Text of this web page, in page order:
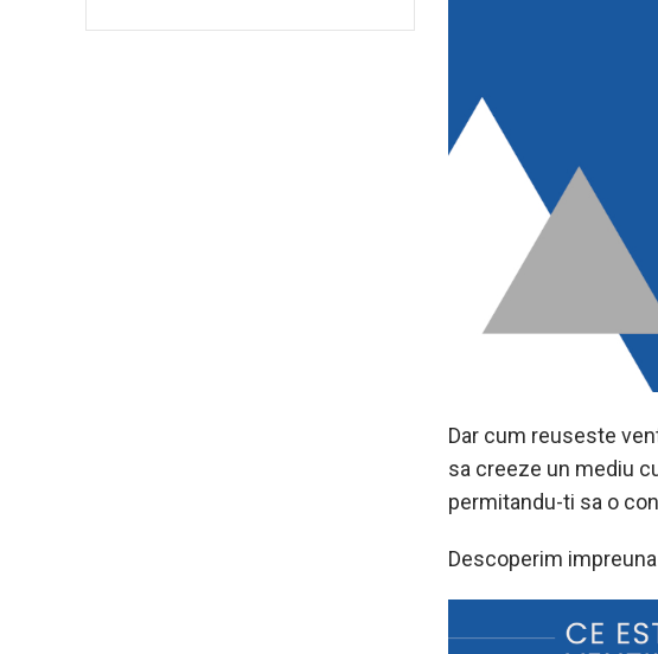
Dar cum reuseste
sa creeze un mediu
permitandu-ti sa o
Descoperim